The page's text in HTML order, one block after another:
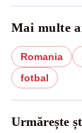
Mai multe
Romania
fotbal
Urmărește